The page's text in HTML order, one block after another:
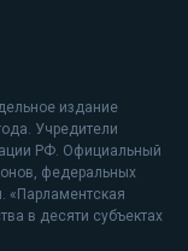
издание
Учредители
РФ. Официальный
федеральных
«Парламентская
в десяти субъектах